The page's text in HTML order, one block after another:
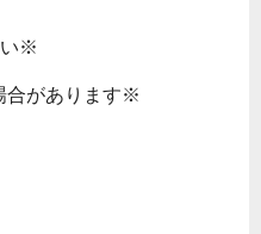
い※
合があります※